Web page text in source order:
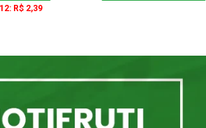
R$ 2,39